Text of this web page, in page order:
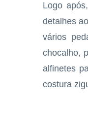
Logo
detalhes
vários
chocalho,
alfinetes
costura